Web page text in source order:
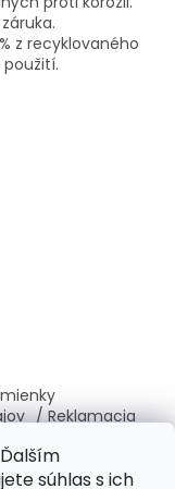
súhlas s ich
z recyklovaného
/ Reklamacia